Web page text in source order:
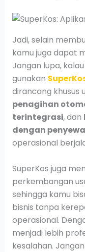
Jadi, selain
kamu juga dapat
Jangan lupa,
gunakan
dirancang khusus
penagihan
terintegrasi, dan
dengan penyewa
operasional
SuperKos juga
perkembangan
sehingga kamu
bisnis tanpa
operasional.
menjadi lebih
kesalahan.